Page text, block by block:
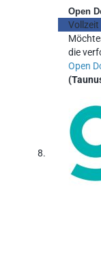
Open
Vollzeit
die
Open